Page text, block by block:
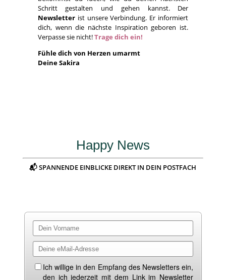
Schritt gestalten und gehen kannst. Der
Newsletterist unsere Verbindung. Er informiert
dich, wenn die nächste Inspiration geboren ist.
Verpasse sie nicht!Trage dich ein!
Fühle dich von Herzen umarmt
Deine Sakira
Happy News
📬 SPANNENDE EINBLICKE DIREKT IN DEIN POSTFACH